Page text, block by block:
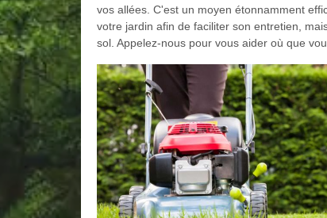
vos allées. C'est un moyen étonnamment
votre jardin afin de faciliter son entretien,
sol. Appelez-nous pour vous aider où que